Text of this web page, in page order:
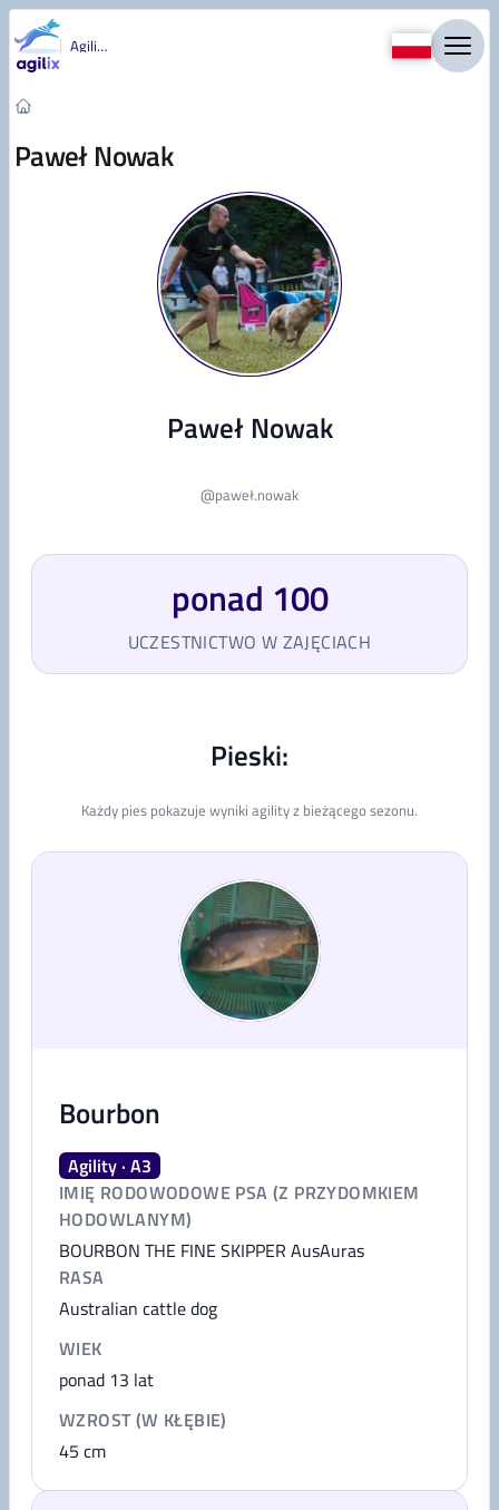
Przejdź do treści
Agility
Paweł Nowak
Paweł Nowak
@paweł.nowak
ponad 100
UCZESTNICTWO W ZAJĘCIACH
Pieski:
Każdy pies pokazuje wyniki agility z bieżącego sezonu.
Bourbon
Agility · A3
IMIĘ RODOWODOWE PSA (Z PRZYDOMKIEM
HODOWLANYM)
BOURBON THE FINE SKIPPER AusAuras
RASA
Australian cattle dog
WIEK
ponad 13 lat
WZROST (W KŁĘBIE)
45 cm